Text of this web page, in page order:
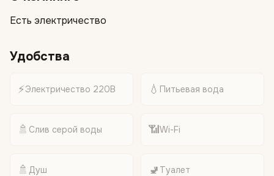
Есть электричество
Удобства
⚡Электричество 220В 💧 Питьевая вода
🚿 Слив серой воды 📶Wi-Fi
🚿 Душ 🚽 Туалет